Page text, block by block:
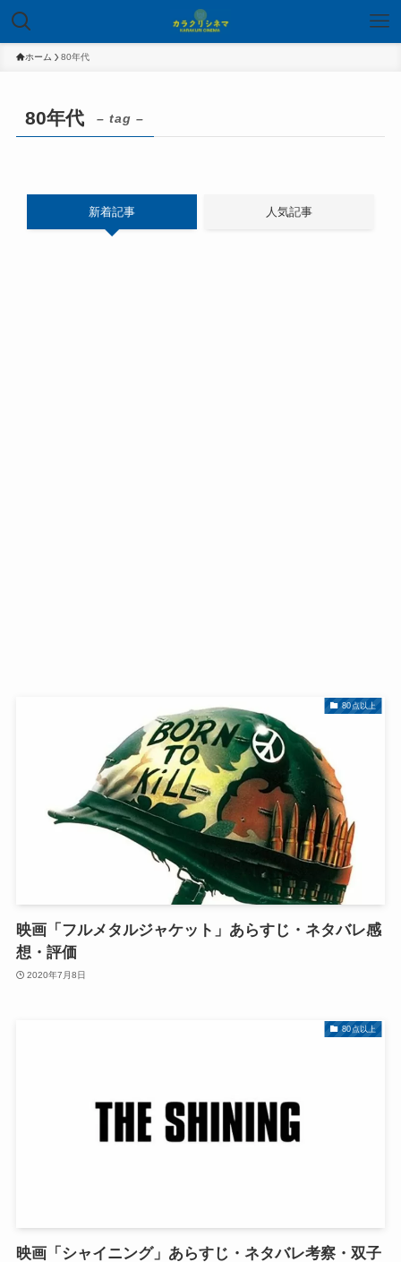
ホーム 80年代
80年代 – tag –
新着記事 人気記事
80点以上
映画「フルメタルジャケット」あらすじ・ネタバレ感
想・評価
2020年7月8日
80点以上
映画「シャイニング」あらすじ・ネタバレ考察・双子